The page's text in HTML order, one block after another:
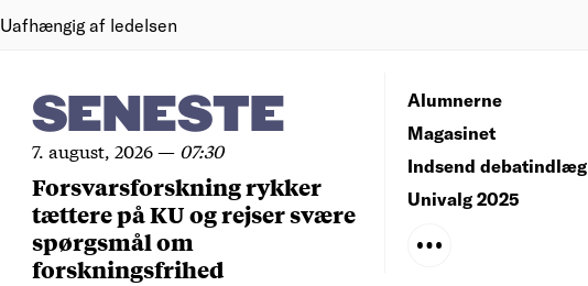
Uafhængig af ledelsen
SENESTE
7. august, 2026— 07:30
Forsvarsforskning rykker
tættere på KU og rejser svære
spørgsmål om
forskningsfrihed
Alumnerne
Magasinet
Indsend debatindlæg
Univalg 2025